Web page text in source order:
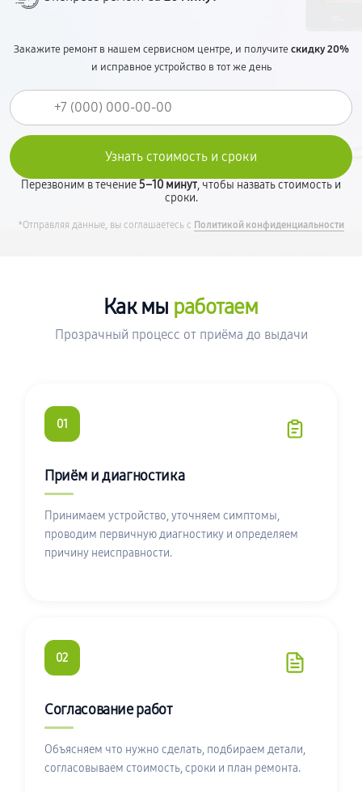
Закажите ремонт в нашем сервисном центре, и получитескидку 20%
и исправное устройство в тот же день
Перезвоним в течение5–10 минут, чтобы назвать стоимость и
сроки.
*Отправляя данные, вы соглашаетесь с Политикой конфиденциальности
Как мы работаем
Прозрачный процесс от приёма до выдачи
01
Приём и диагностика
Принимаем устройство, уточняем симптомы,
проводим первичную диагностику и определяем
причину неисправности.
02
Согласование работ
Объясняем что нужно сделать, подбираем детали,
согласовываем стоимость, сроки и план ремонта.